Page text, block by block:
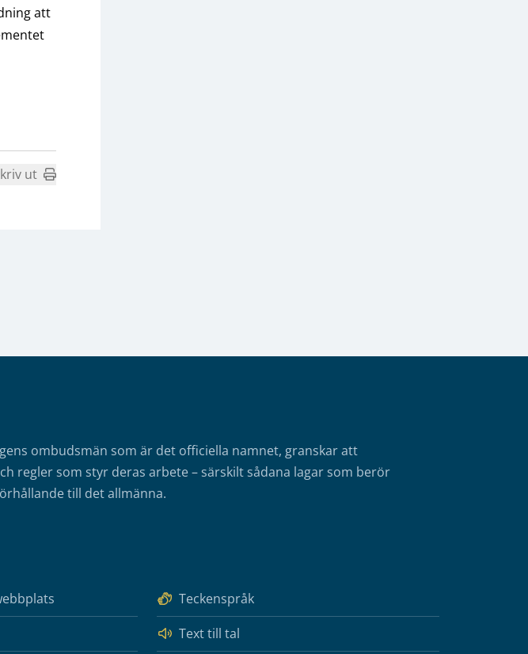
att
ut
ombudsmän som är det officiella namnet, granskar att
regler som styr deras arbete – särskilt sådana lagar som berör
till det allmänna.
Teckenspråk
Text till tal